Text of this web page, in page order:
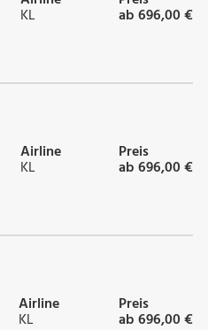
KL ab 696,00 €
Airline
KL
Preis
ab 696,00 €
Airline
KL
Preis
ab 696,00 €